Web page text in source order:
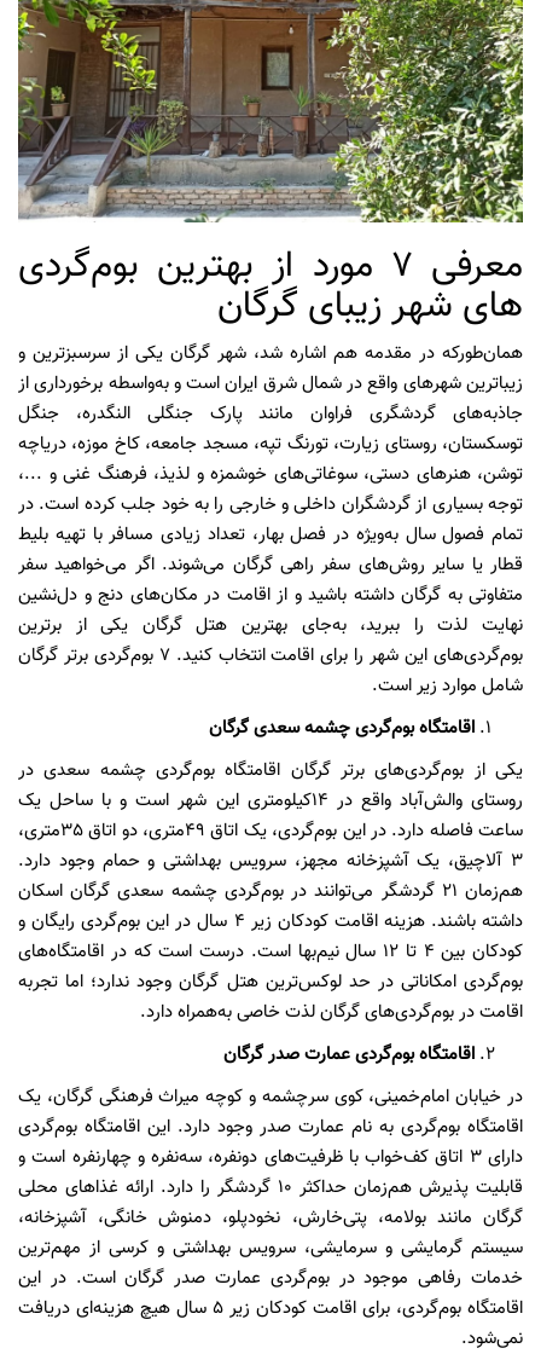
معرفی 7 مورد از بهترین بوم‌گردی
های شهر زیبای گرگان
همان‌طور‌که در مقدمه هم اشاره شد، شهر گرگان یکی از سرسبزترین و
زیباترین شهرهای واقع در شمال شرق ایران است و به‌واسطه برخورداری از
جاذبه‌های گردشگری فراوان مانند پارک جنگلی النگدره، جنگل
توسکستان، روستای زیارت، تورنگ تپه، مسجد جامعه، کاخ موزه، دریاچه
توشن، هنرهای دستی، سوغاتی‌های خوشمزه و لذیذ، فرهنگ غنی و ...،
توجه بسیاری از گردشگران داخلی و خارجی را به خود جلب کرده است. در
تمام فصول سال به‌ویژه در فصل بهار، تعداد زیادی مسافر با تهیه بلیط
قطار یا سایر روش‌های سفر راهی گرگان می‌شوند. اگر می‌خواهید سفر
متفاوتی به گرگان داشته باشید و از اقامت در مکان‌های دنج و دل‌نشین
نهایت لذت را ببرید، به‌جای بهترین هتل گرگان یکی از برترین
بوم‌گردی‌های این شهر را برای اقامت انتخاب کنید. 7 بوم‌گردی برتر گرگان
شامل موارد زیر است.
اقامتگاه بوم‌گردی چشمه سعدی گرگان
یکی از بوم‌گردی‌های برتر گرگان اقامتگاه بوم‌گردی چشمه سعدی در
روستای والش‌آباد واقع در 14کیلومتری این شهر است و با ساحل یک
ساعت فاصله دارد. در این بوم‌گردی، یک اتاق 49متری، دو اتاق 35متری،
3 آلاچیق، یک آشپزخانه مجهز، سرویس بهداشتی و حمام وجود دارد.
هم‌زمان 21 گردشگر می‌توانند در بوم‌گردی چشمه سعدی گرگان اسکان
داشته باشند. هزینه اقامت کودکان زیر 4 سال در این بوم‌گردی رایگان و
کودکان بین 4 تا 12 سال نیم‌بها است. درست است که در اقامتگاه‌های
بوم‌گردی امکاناتی در حد لوکس‌ترین هتل گرگان وجود ندارد؛ اما تجربه
اقامت در بوم‌گردی‌های گرگان لذت خاصی به‌همراه دارد.
اقامتگاه بوم‌گردی عمارت صدر گرگان
در خیابان امام‌خمینی، کوی سرچشمه و کوچه میراث فرهنگی گرگان، یک
اقامتگاه بوم‌گردی به نام عمارت صدر وجود دارد. این اقامتگاه بوم‌گردی
دارای 3 اتاق کف‌خواب با ظرفیت‌های دو‌نفره، سه‌نفره و چهار‌نفره است و
قابلیت پذیرش هم‌زمان حداکثر 10 گردشگر را دارد. ارائه غذاهای محلی
گرگان مانند بولامه، پتی‌خارش، نخودپلو، دمنوش خانگی، آشپزخانه،
سیستم گرمایشی و سرمایشی، سرویس بهداشتی و کرسی از مهم‌ترین
خدمات رفاهی موجود در بوم‌گردی عمارت صدر گرگان است. در این
اقامتگاه بوم‌گردی، برای اقامت کودکان زیر 5 سال هیچ هزینه‌ای دریافت
نمی‌شود.